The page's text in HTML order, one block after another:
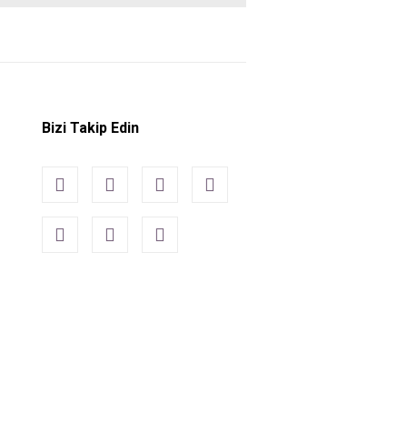
Bizi Takip Edin